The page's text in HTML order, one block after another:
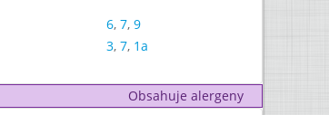
6, 7, 9
3, 7, 1a
Obsahuje alergeny